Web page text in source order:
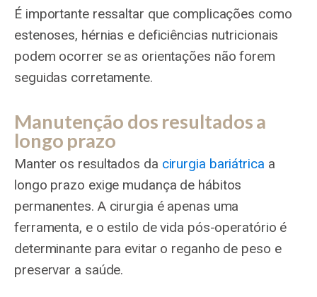
É importante ressaltar que complicações como
estenoses, hérnias e deficiências nutricionais
podem ocorrer se as orientações não forem
seguidas corretamente.
Manutenção dos resultados a
longo prazo
Manter os resultados da cirurgia bariátrica a
longo prazo exige mudança de hábitos
permanentes. A cirurgia é apenas uma
ferramenta, e o estilo de vida pós-operatório é
determinante para evitar o reganho de peso e
preservar a saúde.